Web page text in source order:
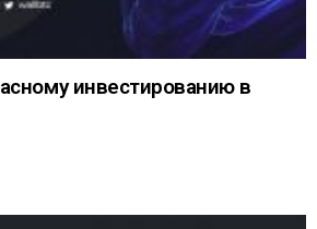
инвестированию в